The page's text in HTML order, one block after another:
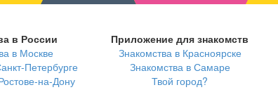
в России
в Москве
Петербурге
на-Дону
Приложение для знакомств
Знакомства в Красноярске
Знакомства в Самаре
Твой город?